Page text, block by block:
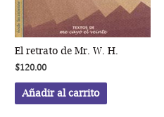
El retrato de Mr. W. H.
$120.00
Añadir al carrito